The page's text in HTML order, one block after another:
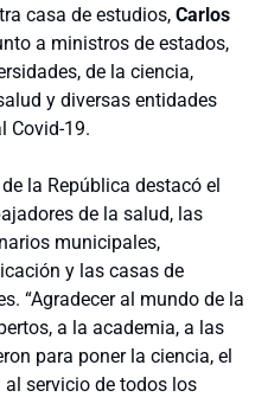
casa de estudios, Carlos
a ministros de estados,
de la ciencia,
y diversas entidades
Covid-19.
la República destacó el
de la salud, las
municipales,
y las casas de
“Agradecer al mundo de la
a la academia, a las
para poner la ciencia, el
servicio de todos los